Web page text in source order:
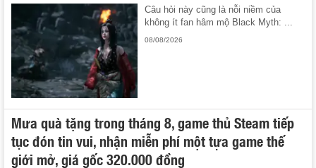
Câu hỏi này cũng là nỗi niềm của
không ít fan hâm mộ Black Myth: ...
08/08/2026
Mưa quà tặng trong tháng 8, game thủ Steam tiếp
tục đón tin vui, nhận miễn phí một tựa game thế
giới mở, giá gốc 320.000 đồng